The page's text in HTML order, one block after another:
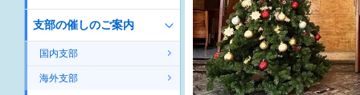
支部の催しのご案内
国内支部
海外支部